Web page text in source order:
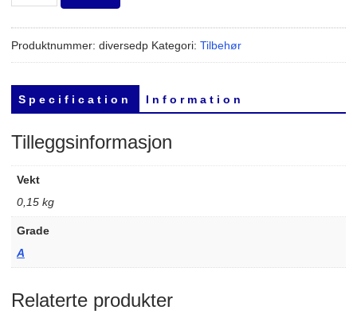
Produktnummer: diversedp Kategori: Tilbehør
S p e c i f i c a t i o n I n f o r m a t i o n
Tilleggsinformasjon
Vekt
0,15 kg
Grade
A
Relaterte produkter